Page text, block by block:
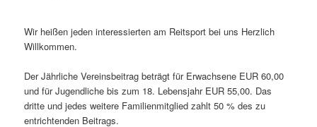
Wir heißen jeden interessierten am Reitsport bei uns Herzlich
Willkommen.
Der Jährliche Vereinsbeitrag beträgt für Erwachsene EUR 60,00
und für Jugendliche bis zum 18. Lebensjahr EUR 55,00. Das
dritte und jedes weitere Familienmitglied zahlt 50 % des zu
entrichtenden Beitrags.